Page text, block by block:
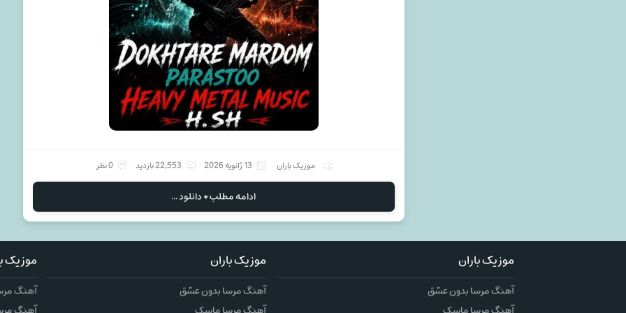
موزیک باران 13 ژانویه 2026 22,553 بازدید 0 نظر
ادامه مطلب + دانلود ...
موزیک باران
آهنگ مرسا بدون عشق
موزیک باران
آهنگ مرسا بدون عشق
موزیک
آهنگ